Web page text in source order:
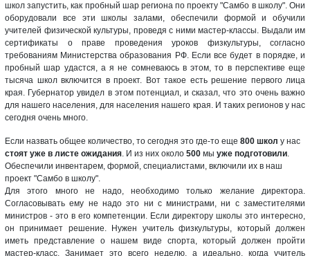
школ запустить, как пробный шар региона по проекту "Самбо в школу". Они
оборудовали все эти школы залами, обеспечили формой и обучили
учителей физической культуры, проведя с ними мастер-классы. Выдали им
сертификаты о праве проведения уроков физкультуры, согласно
требованиям Министерства образования РФ. Если все будет в порядке, и
пробный шар удастся, а я не сомневаюсь в этом, то в перспективе еще
тысяча школ включится в проект. Вот такое есть решение первого лица
края. Губернатор увидел в этом потенциал, и сказал, что это очень важно
для нашего населения, для населения нашего края. И таких регионов у нас
сегодня очень много.
Если назвать общее количество, то сегодня это где-то еще 800 школ у нас
стоят уже в листе ожидания. И из них около 500 мы уже подготовили.
Обеспечили инвентарем, формой, специалистами, включили их в наш
проект "Самбо в школу".
Для этого много не надо, необходимо только желание директора.
Согласовывать ему не надо это ни с министрами, ни с заместителями
министров - это в его компетенции. Если директору школы это интересно,
он принимает решение. Нужен учитель физкультуры, который должен
иметь представление о нашем виде спорта, который должен пройти
мастер-класс. Занимает это всего неделю, а идеально, когда учитель